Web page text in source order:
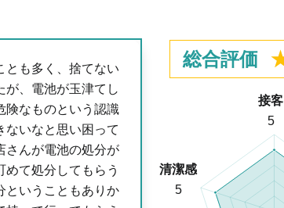
とも多く、捨てない
が、電池が玉津てし
険なものという認識
ないなと思い困って
さんが電池の処分が
めて処分してもらう
ということもありか
総合評価
接客
5
清潔感
5